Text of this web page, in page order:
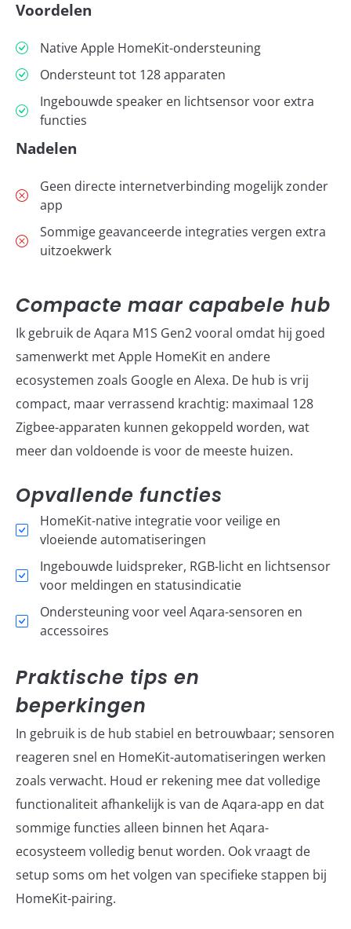
Voordelen
Native Apple HomeKit-ondersteuning
Ondersteunt tot 128 apparaten
Ingebouwde speaker en lichtsensor voor extra
functies
Nadelen
Geen directe internetverbinding mogelijk zonder
app
Sommige geavanceerde integraties vergen extra
uitzoekwerk
Compacte maar capabele hub
Ik gebruik de Aqara M1S Gen2 vooral omdat hij goed
samenwerkt met Apple HomeKit en andere
ecosystemen zoals Google en Alexa. De hub is vrij
compact, maar verrassend krachtig: maximaal 128
Zigbee-apparaten kunnen gekoppeld worden, wat
meer dan voldoende is voor de meeste huizen.
Opvallende functies
HomeKit-native integratie voor veilige en
vloeiende automatiseringen
Ingebouwde luidspreker, RGB-licht en lichtsensor
voor meldingen en statusindicatie
Ondersteuning voor veel Aqara-sensoren en
accessoires
Praktische tips en
beperkingen
In gebruik is de hub stabiel en betrouwbaar; sensoren
reageren snel en HomeKit-automatiseringen werken
zoals verwacht. Houd er rekening mee dat volledige
functionaliteit afhankelijk is van de Aqara-app en dat
sommige functies alleen binnen het Aqara-
ecosysteem volledig benut worden. Ook vraagt de
setup soms om het volgen van specifieke stappen bij
HomeKit-pairing.